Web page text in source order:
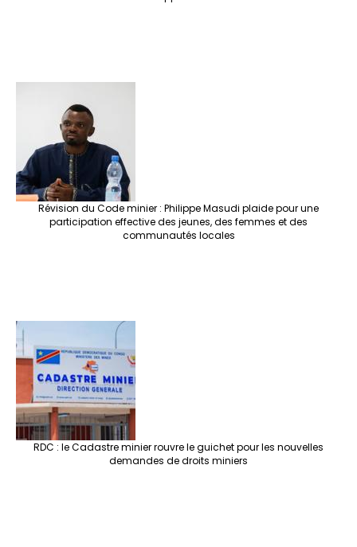
Révision du Code minier : Philippe Masudi plaide pour une
participation effective des jeunes, des femmes et des
communautés locales
RDC : le Cadastre minier rouvre le guichet pour les nouvelles
demandes de droits miniers